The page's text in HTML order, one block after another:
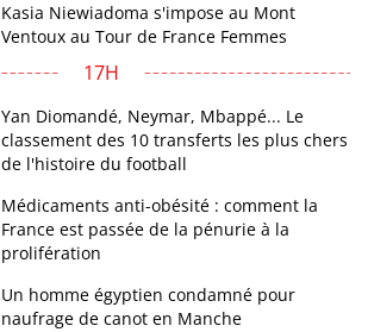
Kasia Niewiadoma s'impose au Mont
Ventoux au Tour de France Femmes
17H
Yan Diomandé, Neymar, Mbappé... Le
classement des 10 transferts les plus chers
de l'histoire du football
Médicaments anti-obésité : comment la
France est passée de la pénurie à la
prolifération
Un homme égyptien condamné pour
naufrage de canot en Manche